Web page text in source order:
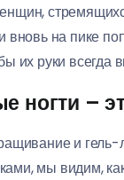
на пике
их руки всегда
ногти –
и
мы видим,